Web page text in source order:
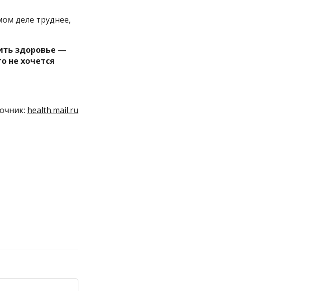
деле труднее,
здоровье —
не хочется
health.mail.ru